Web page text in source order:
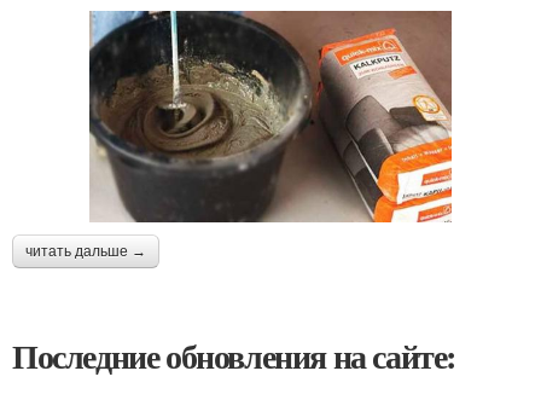
читать дальше →
Последние обновления на сайте: